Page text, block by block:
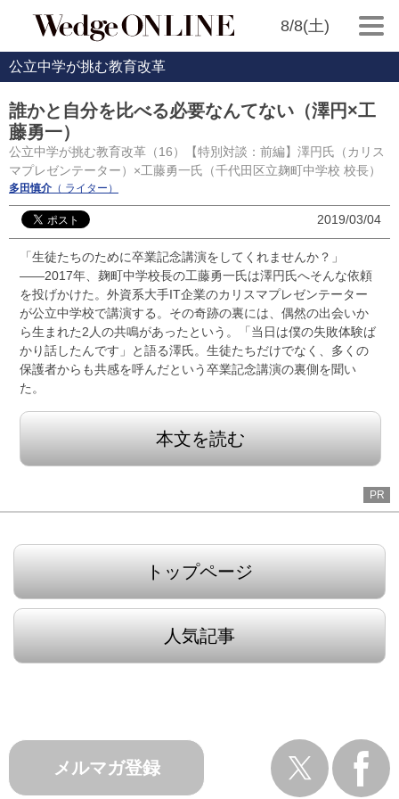
8/8(土)
公立中学が挑む教育改革
誰かと自分を比べる必要なんてない（澤円×工
藤勇一）
公立中学が挑む教育改革（16）【特別対談：前編】澤円氏（カリス
マプレゼンテーター）×工藤勇一氏（千代田区立麹町中学校 校長）
多田慎介 （ ライター）
2019/03/04
「生徒たちのために卒業記念講演をしてくれませんか？」
――2017年、麹町中学校長の工藤勇一氏は澤円氏へそんな依頼
を投げかけた。外資系大手IT企業のカリスマプレゼンテーター
が公立中学校で講演する。その奇跡の裏には、偶然の出会いか
ら生まれた2人の共鳴があったという。「当日は僕の失敗体験ば
かり話したんです」と語る澤氏。生徒たちだけでなく、多くの
保護者からも共感を呼んだという卒業記念講演の裏側を聞い
た。
本文を読む
PR
トップページ
人気記事
メルマガ登録